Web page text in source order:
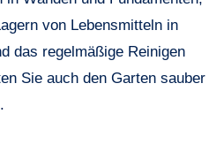
von Lebensmitteln in
das regelmäßige Reinigen
Sie auch den Garten sauber